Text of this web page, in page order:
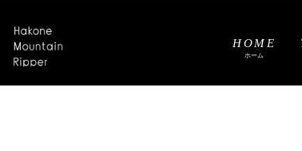
HOME
ホーム